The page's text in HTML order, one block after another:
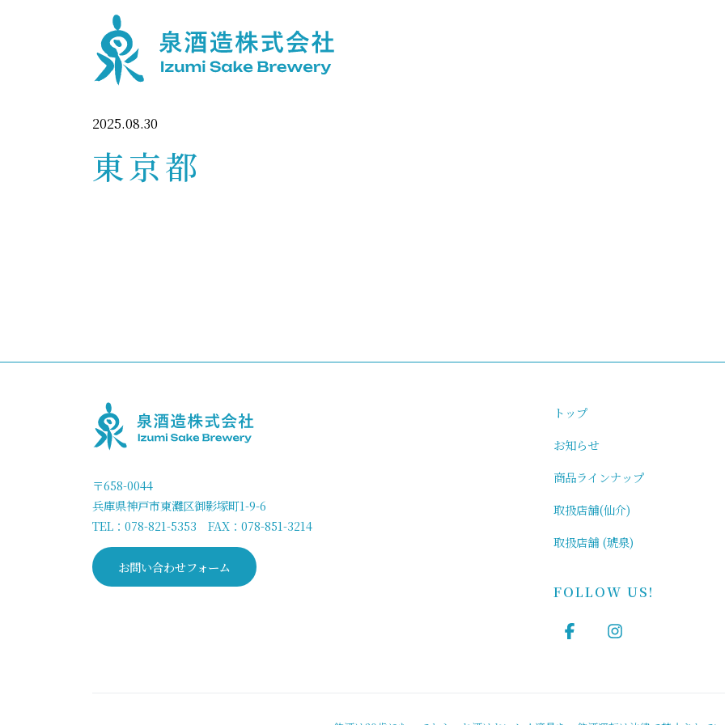
2025.08.30
東京都
〒658-0044
兵庫県神戸市東灘区御影塚町1-9-6
TEL： 078-821-5353 FAX：078-851-3214
お問い合わせフォーム
トップ
お知らせ
商品ラインナップ
取扱店舗(仙介)
取扱店舗 (琥泉)
FOLLOW US!